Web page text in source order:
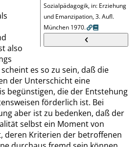
Sozialpädagogik, in: Erziehung
und Emanzipation, 3. Aufl.
München 1970.
also
es so zu sein, daß die
der Unterschicht eine
begünstigen, die der Entstehung
förderlich ist. Bei
aber ist zu bedenken, daß der
selbst ein Moment von
deren Kriterien der betroffenen